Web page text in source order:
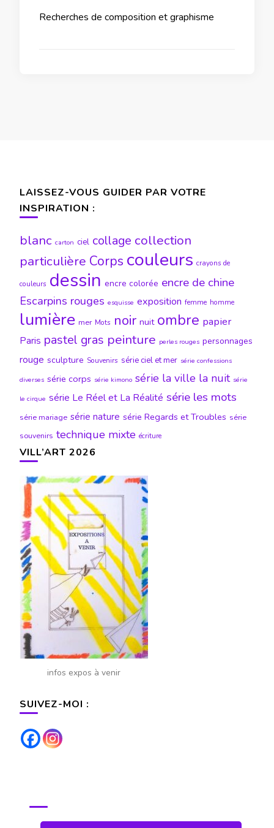
Recherches de composition et graphisme
LAISSEZ-VOUS GUIDER PAR VOTRE
INSPIRATION :
blanc carton ciel collage collection
particulière Corps couleurs crayons de
couleurs dessin encre colorée encre de chine
Escarpins rouges esquisse exposition femme homme
lumière mer Mots noir nuit ombre papier
Paris pastel gras peinture perles rouges personnages
rouge sculpture Souvenirs série ciel et mer série confessions
diverses série corps série kimono série la ville la nuit série
le cirque série Le Réel et La Réalité série les mots
série mariage série nature série Regards et Troubles série
souvenirs technique mixte écriture
VILL’ART 2026
infos expos à venir
SUIVEZ-MOI :